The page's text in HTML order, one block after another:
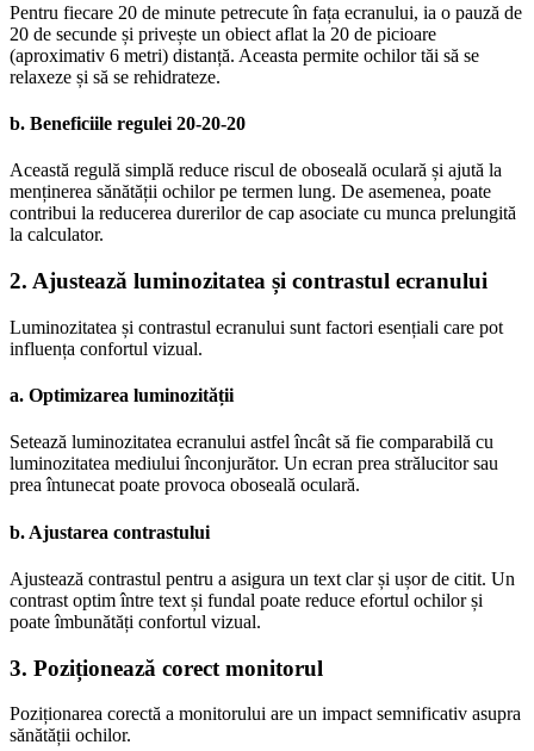
Pentru fiecare 20 de minute petrecute în fața ecranului, ia o pauză de
20 de secunde și privește un obiect aflat la 20 de picioare
(aproximativ 6 metri) distanță. Aceasta permite ochilor tăi să se
relaxeze și să se rehidrateze.
b. Beneficiile regulei 20-20-20
Această regulă simplă reduce riscul de oboseală oculară și ajută la
menținerea sănătății ochilor pe termen lung. De asemenea, poate
contribui la reducerea durerilor de cap asociate cu munca prelungită
la calculator.
2. Ajustează luminozitatea și contrastul ecranului
Luminozitatea și contrastul ecranului sunt factori esențiali care pot
influența confortul vizual.
a. Optimizarea luminozității
Setează luminozitatea ecranului astfel încât să fie comparabilă cu
luminozitatea mediului înconjurător. Un ecran prea strălucitor sau
prea întunecat poate provoca oboseală oculară.
b. Ajustarea contrastului
Ajustează contrastul pentru a asigura un text clar și ușor de citit. Un
contrast optim între text și fundal poate reduce efortul ochilor și
poate îmbunătăți confortul vizual.
3. Poziționează corect monitorul
Poziționarea corectă a monitorului are un impact semnificativ asupra
sănătății ochilor.